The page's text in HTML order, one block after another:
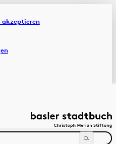
akzeptieren
Dossiers